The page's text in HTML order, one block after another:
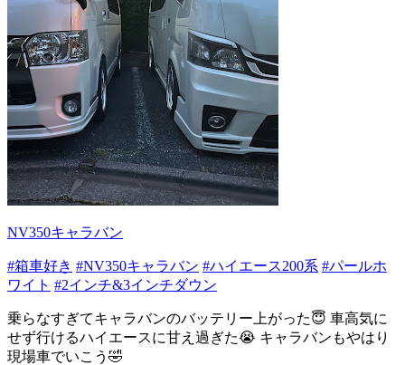
NV350キャラバン
#箱車好き #NV350キャラバン #ハイエース200系 #パールホ
ワイト #2インチ&3インチダウン
乗らなすぎてキャラバンのバッテリー上がった😇 車高気に
せず行けるハイエースに甘え過ぎた😭 キャラバンもやはり
現場車でいこう🤣